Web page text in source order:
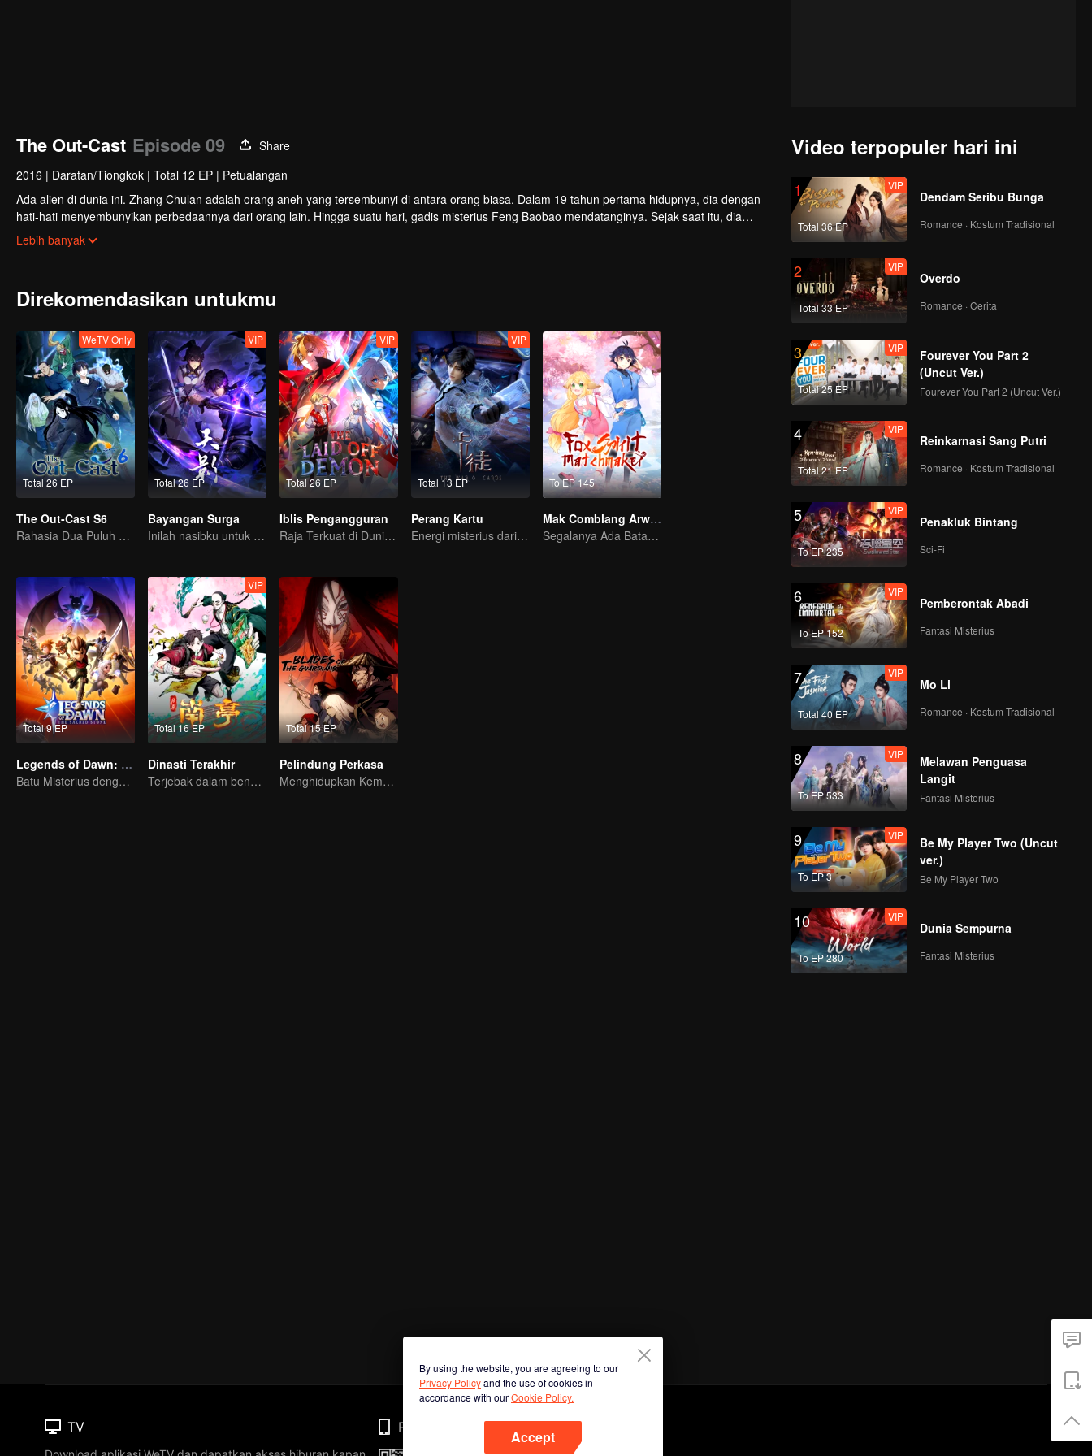
The Out-Cast Episode 09
Share
2016 | Daratan/Tiongkok | Total 12 EP | Petualangan
Ada alien di dunia ini. Zhang Chulan adalah orang aneh yang tersembunyi di antara orang biasa. Dalam 19 tahun pertama hidupnya, dia dengan
hati-hati menyembunyikan perbedaannya dari orang lain. Hingga suatu hari, gadis misterius Feng Baobao mendatanginya. Sejak saat itu, dia
dikejar oleh mayat hidup, diretas oleh orang aneh, dan terlibat dalam masalah yang belum pernah terjadi sebelumnya...
Lebih banyak
Direkomendasikan untukmu
Total 26 EP
WeTV Only
The Out-Cast S6
Rahasia Dua Puluh Empat Lembah, Bertemu Kembali dengan Sahabat Lama di Shu.
Total 26 EP
VIP
Bayangan Surga
Inilah nasibku untuk mengusir roh jahat dan iblis!
Total 26 EP
VIP
Iblis Pengangguran
Raja Terkuat di Dunia Iblis Tiba-tiba di PHK?
Total 13 EP
VIP
Perang Kartu
Energi misterius dari kartu menimbulkan peperangan, bagaimana Chen Mu mengendalikannya?
To EP 145
Mak Comblang Arwah Rubah
Segalanya Ada Batasnya, Tapi Cinta dan Benci Tak Terbatas
Total 9 EP
Legends of Dawn: Batu Bertuah
Batu Misterius dengan Kekuatan Dahsyat
Total 16 EP
VIP
Dinasti Terakhir
Terjebak dalam bencana misterius, mampukah ia bertahan?
Total 15 EP
Pelindung Perkasa
Menghidupkan Kembali Legenda Sui-Tang!
Video terpopuler hari ini
1
Total 36 EP
VIP
Dendam Seribu Bunga
Romance · Kostum Tradisional
2
Total 33 EP
VIP
Overdo
Romance · Cerita
3
Total 25 EP
VIP
Fourever You Part 2
(Uncut Ver.)
Fourever You Part 2 (Uncut Ver.)
4
Total 21 EP
VIP
Reinkarnasi Sang Putri
Romance · Kostum Tradisional
5
To EP 235
VIP
Penakluk Bintang
Sci-Fi
6
To EP 152
VIP
Pemberontak Abadi
Fantasi Misterius
7
Total 40 EP
VIP
Mo Li
Romance · Kostum Tradisional
8
To EP 533
VIP
Melawan Penguasa
Langit
Fantasi Misterius
9
To EP 3
VIP
Be My Player Two (Uncut
ver.)
Be My Player Two
10
To EP 280
VIP
Dunia Sempurna
Fantasi Misterius
By using the website, you are agreeing to our
Privacy Policyand the use of cookies in
accordance with ourCookie Policy.
Accept
TV Phone